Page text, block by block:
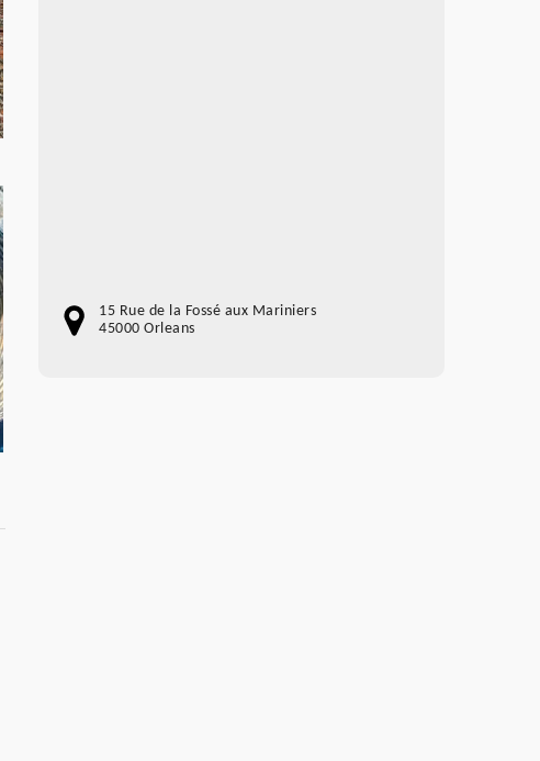
15 Rue de la Fossé aux Mariniers
45000 Orleans